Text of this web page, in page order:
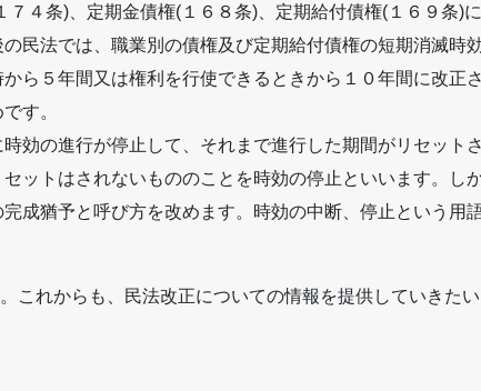
４条)、定期金債権(１６８条)、定期給付債権(１６９条)
民法では、職業別の債権及び定期給付債権の短期消滅時
ら５年間又は権利を行使できるときから１０年間に改正
す。
効の進行が停止して、それまで進行した期間がリセット
ットはされないもののことを時効の停止といいます。し
成猶予と呼び方を改めます。時効の中断、停止という用
これからも、民法改正についての情報を提供していきた